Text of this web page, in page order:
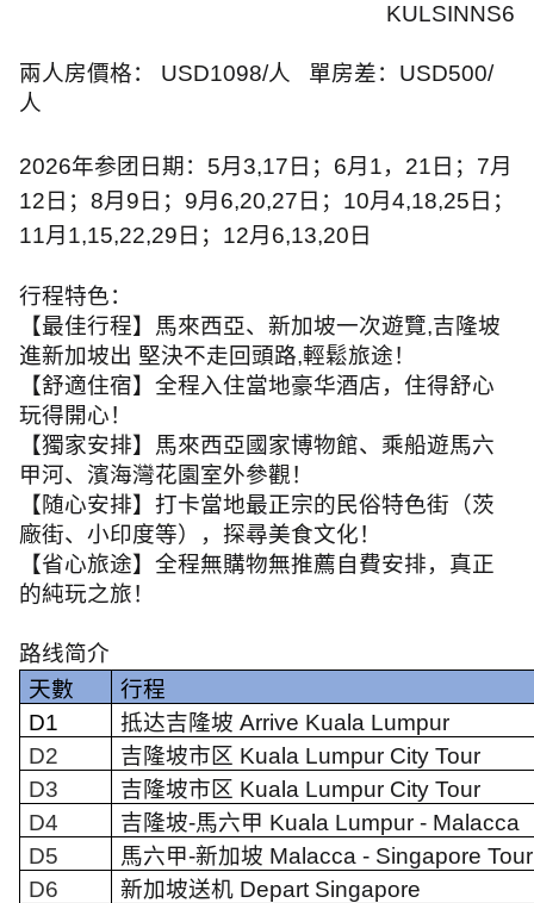
KULSINNS6
兩人房價格： USD1098/人 單房差： USD500/
人
2026年参团日期： 5月 3,17 日； 6月 1， 21 日； 7月
12 日； 8月 9 日； 9月 6,20,27 日； 10月 4,18,25 日；
11月 1,15,22,29 日； 12月 6,13,20 日
行程特色：
【最佳行程】馬來西亞、新加坡一次遊覽,吉隆坡
進新加坡出 堅決不走回頭路,輕鬆旅途！
【舒適住宿】全程入住當地豪华酒店，住得舒心
玩得開心！
【獨家安排】馬來西亞國家博物館、乘船遊馬六
甲河、濱海灣花園室外參觀！
【随心安排】打卡當地最正宗的民俗特色街（茨
廠街、小印度等），探尋美食文化！
【省心旅途】全程無購物無推薦自費安排，真正
的純玩之旅！
路线简介
天數
行程
D1
抵达吉隆坡 Arrive Kuala Lumpur
D2
吉隆坡市区 Kuala Lumpur City Tour
D3
吉隆坡市区 Kuala Lumpur City Tour
D4
吉隆坡-馬六甲 Kuala Lumpur - Malacca
D5
馬六甲-新加坡 Malacca - Singapore Tour
D6
新加坡送机Depart Singapore